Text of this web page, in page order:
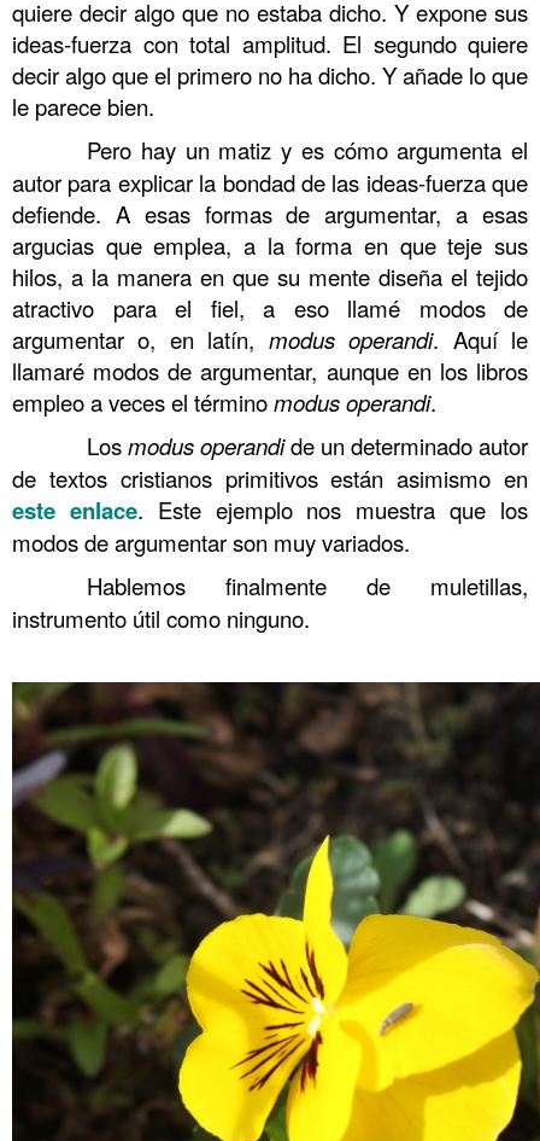
quiere decir algo que no estaba dicho. Y expone sus
ideas-fuerza con total amplitud. El segundo quiere
decir algo que el primero no ha dicho. Y añade lo que
le parece bien.
Pero hay un matiz y es cómo argumenta el
autor para explicar la bondad de las ideas-fuerza que
defiende. A esas formas de argumentar, a esas
argucias que emplea, a la forma en que teje sus
hilos, a la manera en que su mente diseña el tejido
atractivo para el fiel, a eso llamé modos de
argumentar o, en latín, modus operandi. Aquí le
llamaré modos de argumentar, aunque en los libros
empleo a veces el términomodus operandi.
Losmodus operandide un determinado autor
de textos cristianos primitivos están asimismo en
este enlace. Este ejemplo nos muestra que los
modos de argumentar son muy variados.
Hablemos finalmente de muletillas,
instrumento útil como ninguno.